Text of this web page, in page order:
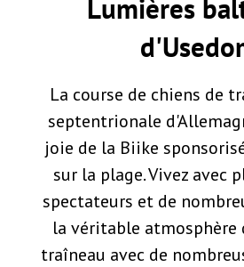
Lumières
La course de chiens de
septentrionale
joie de la Biike
sur la plage. Vivez avec
spectateurs et de
la véritable atmosphère
traîneau avec de